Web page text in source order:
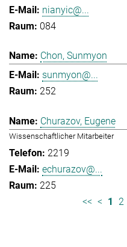
nianyic@...
084
Chon, Sunmyon
sunmyon@...
252
Churazov, Eugene
Wissenschaftlicher Mitarbeiter
2219
echurazov@...
225
<< < 1 2